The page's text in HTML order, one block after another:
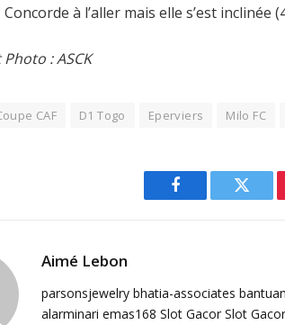
Concorde à l’aller mais elle s’est
: ASCK
CAF D1 Togo Eperviers Milo FC
Facebook
Aimé Lebon
parsonsjewelry bhatia-associates
alarminari emas168 Slot Gacor Slot Gacor